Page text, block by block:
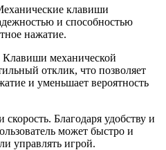
клавиши
и способностью
нажатие.
механической
отклик, что позволяет
и уменьшает вероятность
Благодаря удобству и
может быстро и
управлять игрой.